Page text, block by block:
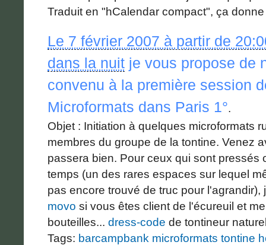
Traduit en "hCalendar compact", ça donne
Le 7 février 2007 à partir de
dans la nuit je vous propose de
convenu à la première session
Microformats dans Paris 1°.
Objet : Initiation à quelques microformats
membres du groupe de la tontine. Venez
passera bien. Pour ceux qui sont pressés
temps (un des rares espaces sur lequel
pas encore trouvé de truc pour
movo si vous êtes client de l'écureuil et
bouteilles... dress-code de tontineur
Tags: barcampbank microformats tontine